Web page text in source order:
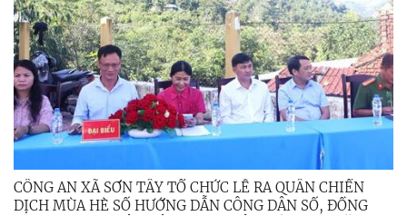
CÔNG AN XÃ SƠN TÂY TỔ CHỨC LỄ RA QUÂN CHIẾN
DỊCH MÙA HÈ SỐ HƯỚNG DẪN CÔNG DÂN SỐ, ĐỒNG